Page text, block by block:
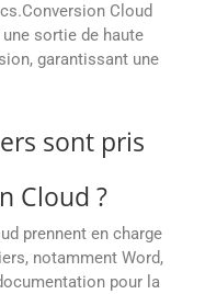
Cloud
sortie de haute
garantissant une
sont pris
Cloud ?
prennent en charge
notamment Word,
pour la